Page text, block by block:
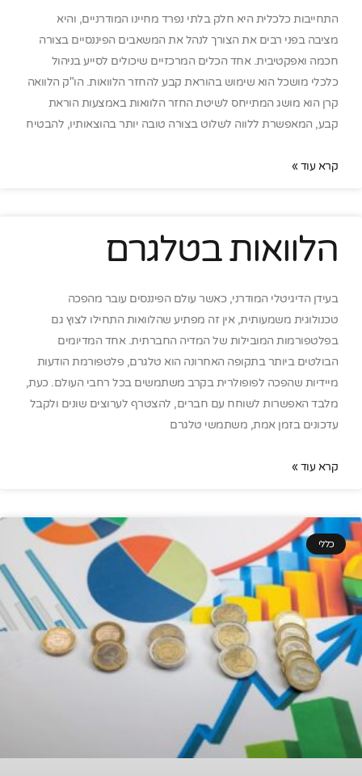
התחייבות כלכלית היא חלק בלתי נפרד מחיינו המודרניים, והיא
מציבה בפני רבים את הצורך לנהל את המשאבים הפיננסיים בצורה
חכמה ואפקטיבית. אחד הכלים המרכזיים שיכולים לסייע בניהול
כלכלי מושכל הוא שימוש בהוראת קבע להחזר הלוואות. הו"ק הלוואה
קרן הוא מושג המתייחס לשיטת החזר הלוואות באמצעות הוראת
קבע, המאפשרת ללווה לשלוט בצורה טובה יותר בהוצאותיו, להבטיח
קרא עוד »
הלוואות בטלגרם
בעידן הדיגיטלי המודרני, כאשר עולם הפיננסים עובר מהפכה
טכנולוגית משמעותית, אין זה מפתיע שהלוואות התחילו לצוץ גם
בפלטפורמות המובילות של המדיה החברתית. אחד המדיומים
הבולטים ביותר בתקופה האחרונה הוא טלגרם, פלטפורמת הודעות
מיידיות שהפכה לפופולרית בקרב משתמשים בכל רחבי העולם. כעת,
מלבד האפשרות לשוחח עם חברים, להצטרף לערוצים שונים ולקבל
עדכונים בזמן אמת, משתמשי טלגרם
קרא עוד »
כללי